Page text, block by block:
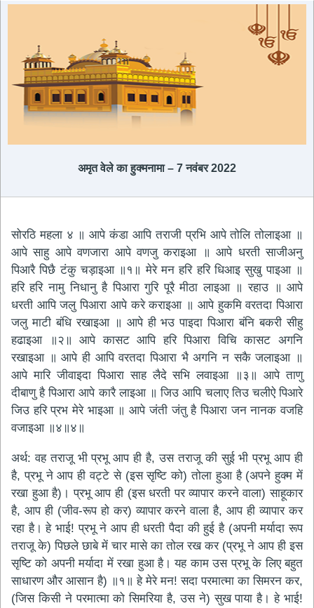
अमृत ​​वेले का हुक्मनामा – 7 नवंबर 2022
सोरठि महला ४ ॥ आपे कंडा आपि तराजी प्रभि आपे तोलि तोलाइआ ॥
आपे साहु आपे वणजारा आपे वणजु कराइआ ॥ आपे धरती साजीअनु
पिआरै पिछै टंकु चड़ाइआ ॥१॥ मेरे मन हरि हरि धिआइ सुखु पाइआ ॥
हरि हरि नामु निधानु है पिआरा गुरि पूरै मीठा लाइआ ॥ रहाउ ॥ आपे
धरती आपि जलु पिआरा आपे करे कराइआ ॥ आपे हुकमि वरतदा पिआरा
जलु माटी बंधि रखाइआ ॥ आपे ही भउ पाइदा पिआरा बंनि बकरी सीहु
हढाइआ ॥२॥ आपे कासट आपि हरि पिआरा विचि कासट अगनि
रखाइआ ॥ आपे ही आपि वरतदा पिआरा भै अगनि न सकै जलाइआ ॥
आपे मारि जीवाइदा पिआरा साह लैदे सभि लवाइआ ॥३॥ आपे ताणु
दीबाणु है पिआरा आपे कारै लाइआ ॥ जिउ आपि चलाए तिउ चलीऐ पिआरे
जिउ हरि प्रभ मेरे भाइआ ॥ आपे जंती जंतु है पिआरा जन नानक वजहि
वजाइआ ॥४॥४॥
अर्थ: वह तराजू भी प्रभू आप ही है, उस तराजू की सुई भी प्रभू आप ही
है, प्रभू ने आप ही वट्टे से (इस सृष्टि को) तोला हुआ है (अपने हुक्म में
रखा हुआ है)। प्रभू आप ही (इस धरती पर व्यापार करने वाला) साहूकार
है, आप ही (जीव-रूप हो कर) व्यापार​ करने वाला है, आप ही व्यापार कर
रहा है। हे भाई! प्रभू ने आप ही धरती पैदा की हुई है (अपनी मर्यादा रूप
तराजू के) पिछले छाबे में चार मासे का तोल रख कर (प्रभू ने आप ही इस
सृष्टि को अपनी मर्यादा में रखा हुआ है। यह काम उस प्रभू के लिए बहुत
साधारण और आसान है) ॥१॥ हे मेरे मन! सदा परमात्मा का सिमरन कर,
(जिस किसी ने परमात्मा को सिमरिया है, उस ने) सुख पाया है। हे भाई!